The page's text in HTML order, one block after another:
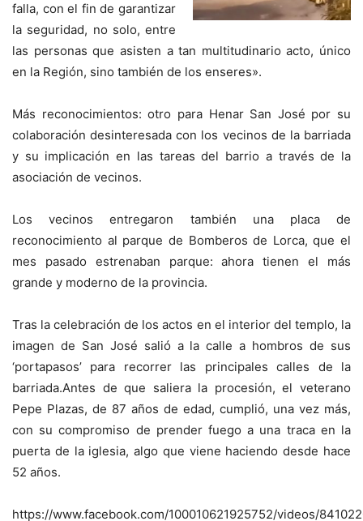
falla, con el fin de garantizar
la seguridad, no solo, entre
las personas que asisten a tan multitudinario acto, único
en la Región, sino también de los enseres».
Más reconocimientos: otro para Henar San José por su
colaboración desinteresada con los vecinos de la barriada
y su implicación en las tareas del barrio a través de la
asociación de vecinos.
Los vecinos entregaron también una placa de
reconocimiento al parque de Bomberos de Lorca, que el
mes pasado estrenaban parque: ahora tienen el más
grande y moderno de la provincia.
Tras la celebración de los actos en el interior del templo, la
imagen de San José salió a la calle a hombros de sus
‘portapasos’ para recorrer las principales calles de la
barriada.Antes de que saliera la procesión, el veterano
Pepe Plazas, de 87 años de edad, cumplió, una vez más,
con su compromiso de prender fuego a una traca en la
puerta de la iglesia, algo que viene haciendo desde hace
52 años.
https://www.facebook.com/100010621925752/videos/